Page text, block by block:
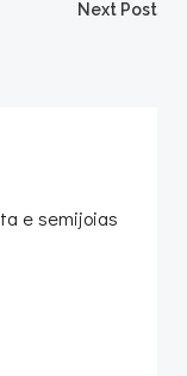
Next Post
e semijoias